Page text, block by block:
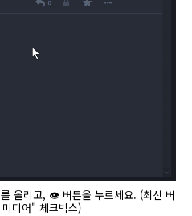
올리고, 👁️ 버튼을 누르세요. (최신 버
디어" 체크박스)